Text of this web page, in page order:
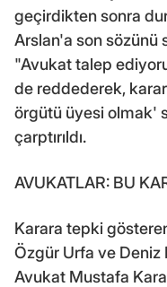
geçirdikten sonra
Arslan'a son sözünü
"Avukat talep
de reddederek,
örgütü üyesi olmak'
çarptırıldı.
AVUKATLAR: BU
Karara tepki
Özgür Urfa ve Deniz
Avukat Mustafa